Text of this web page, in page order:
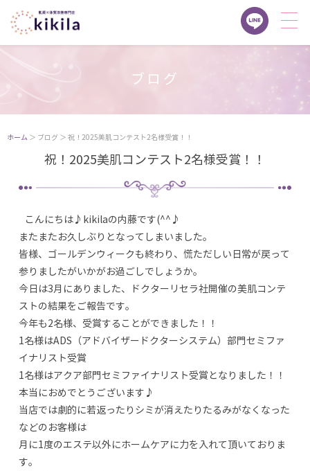
ブログ
ホーム ＞ ブログ ＞ 祝！2025美肌コンテスト2名様受賞！！
祝！2025美肌コンテスト2名様受賞！！
こんにちは♪kikilaの内藤です(^^♪
またまたお久しぶりとなってしまいました。
皆様、ゴールデンウィークも終わり、慌ただしい日常が戻って
参りましたがいかがお過ごしでしょうか。
今日は3月にありました、ドクターリセラ社開催の美肌コンテ
ストの結果をご報告です。
今年も2名様、受賞することができました！！
1名様はADS（アドバイザードクターシステム）部門セミファ
イナリスト受賞
1名様はアクア部門セミファイナリスト受賞となりました！！
本当におめでとうございます♪
当店では劇的に若返ったりシミが消えたりたるみがなくなった
などのお客様は
月に1度のエステ以外にホームケアに力を入れて頂いておりま
す。